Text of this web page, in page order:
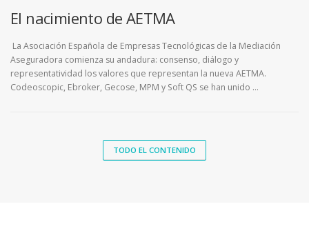
El nacimiento de AETMA
La Asociación Española de Empresas Tecnológicas de la Mediación
Aseguradora comienza su andadura: consenso, diálogo y
representatividad los valores que representan la nueva AETMA.
Codeoscopic, Ebroker, Gecose, MPM y Soft QS se han unido …
TODO EL CONTENIDO